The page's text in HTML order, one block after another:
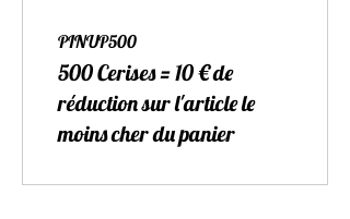
PINUP500
500 Cerises = 10 € de
réduction sur l'article le
moins cher du panier